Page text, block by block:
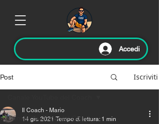
Accedi
Post Iscriviti
Canale YouTube del Coach
Il Coach - Mario
14 giu 2021 Tempo di lettura: 1 min